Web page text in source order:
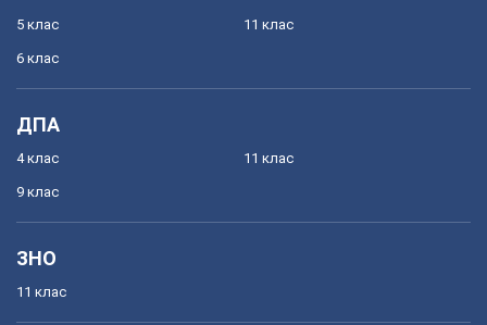
5 клас
6 клас
11 клас
ДПА
4 клас
9 клас
11 клас
ЗНО
11 клас